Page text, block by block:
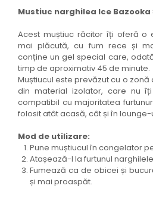
Mustiuc narghilea Ice Bazooka
Acest muștiuc răcitor îți oferă o
mai plăcută, cu fum rece și
conține un gel special care,
timp de aproximativ 45 de minute.
Muștiucul este prevăzut cu o
din material izolator, care nu
compatibil cu majoritatea
folosit atât acasă, cât și în lounge-
Mod de utilizare:
Pune muștiucul în congelator
Atașează-l la furtunul
Fumează ca de obicei și
și mai proaspăt.